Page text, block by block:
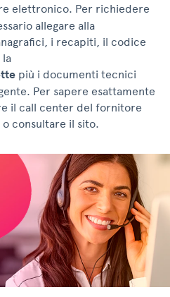
elettronico. Per richiedere
allegare alla
i recapiti, il codice
la
più i documenti tecnici
Per sapere esattamente
il call center del fornitore
o consultare il sito.